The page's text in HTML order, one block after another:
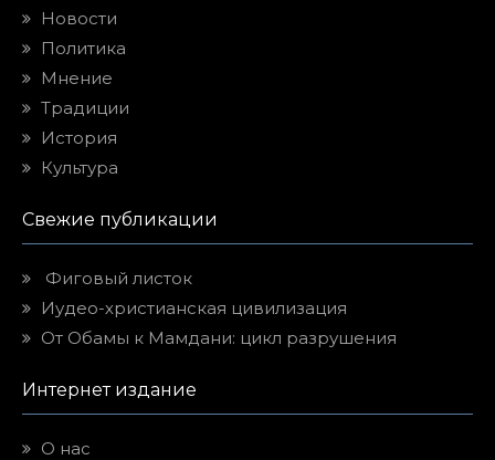
Новости
Политика
Мнение
Традиции
История
Культура
Свежие публикации
Фиговый листок
Иудео-христианская цивилизация
От Обамы к Мамдани: цикл разрушения
Интернет издание
О нас